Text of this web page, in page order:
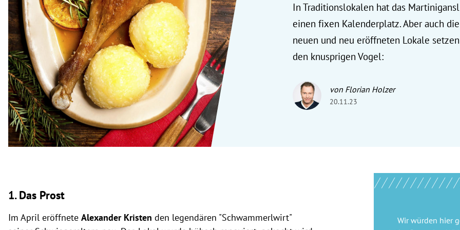
Untermenü
Untermenü
Untermenü
Untermenü
Untermenü
Untermenü
In Traditionslokalen hat das Martinigansl
einen fixen Kalenderplatz. Aber auch die
neuen und neu eröffneten Lokale
den knusprigen Vogel:
von Florian Holzer
20.11.23
1. Das Prost
Im April eröffnete Alexander Kristen den legendären "Schwammerlwirt"
Wir würden hier